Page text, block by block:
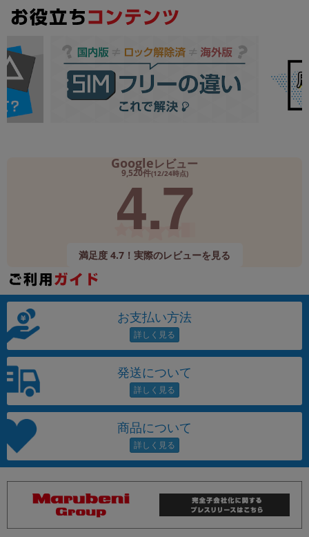
Googleレビュー
9,520件(12/24時点)
4.7
満足度 4.7！実際のレビューを見る
お支払い方法
発送について
商品について